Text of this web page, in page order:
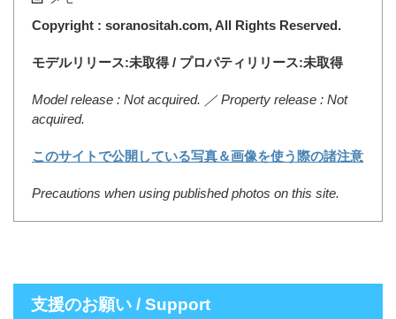
Copyright : soranositah.com, All Rights Reserved.
モデルリリース:未取得 / プロパティリリース:未取得
Model release : Not acquired. ／ Property release : Not
acquired.
このサイトで公開している写真＆画像を使う際の諸注意
Precautions when using published photos on this site.
支援のお願い / Support